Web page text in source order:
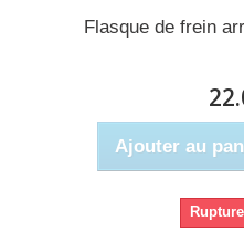
Flasque de frein
Ajouter au